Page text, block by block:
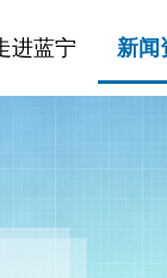
进蓝宁 新闻